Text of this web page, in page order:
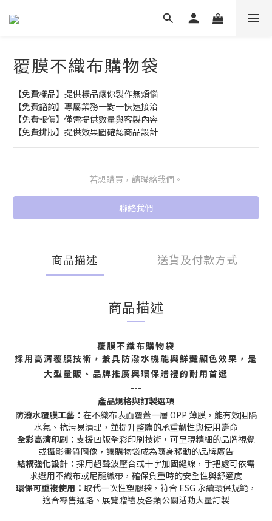
覆膜不織布購物袋
【免費樣品】提供樣品讓你製作無煩惱
【免費諮詢】專屬業務一對一快速接洽
【免費報價】僅需提供數量與客製內容
【免費排版】提供效果圖確認商品設計
若想購買，請聯絡我們。
聯絡我們
商品描述 送貨及付款方式
商品描述
覆膜不織布購物袋
採用高清覆膜技術，兼具防潑水機能與鮮豔顯色效果，是
大型量販、品牌推廣與環保贈禮的耐用首選
---
產品規格與訂製選項
防潑水覆膜工藝： 在不織布表面覆蓋一層 OPP 薄膜，能有效阻隔
水氣、抗污易清理，並提升整體的承重韌性與使用壽命
全彩高清印刷： 支援凹版全彩印刷技術，可呈現精細的品牌視覺
或攝影畫質圖像，讓購物袋成為隨身移動的品牌廣告
結構強化設計： 採用超聲波壓合或十字加固縫線，手把處可依需
求選用不織布或尼龍織帶，確保負重時的安全性與舒適度
環保可重複使用： 取代一次性塑膠袋，符合 ESG 永續環保規範，
適合零售通路、展覽贈禮及各類公關活動大量訂製